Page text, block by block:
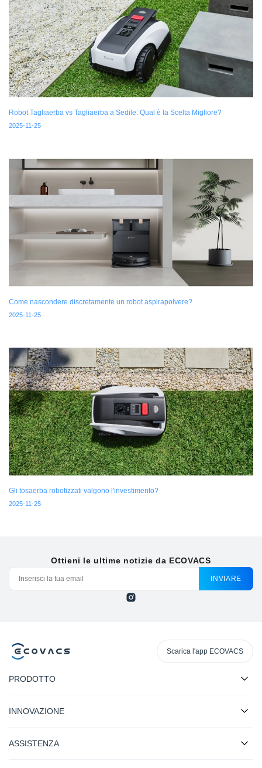
Robot Tagliaerba vs Tagliaerba a Sedile: Qual è la Scelta Migliore?
2025-11-25
Come nascondere discretamente un robot aspirapolvere?
2025-11-25
Gli tosaerba robotizzati valgono l'investimento?
2025-11-25
Ottieni le ultime notizie da ECOVACS
INVIARE
Scarica l'app ECOVACS
PRODOTTO
INNOVAZIONE
ASSISTENZA